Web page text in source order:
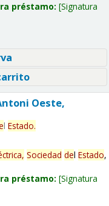
préstamo: Signatura
Oeste,
l Estado.
Sociedad del Estado,
préstamo: Signatura